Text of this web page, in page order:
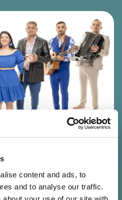
content and ads, to
and to analyse our traffic.
Graszt